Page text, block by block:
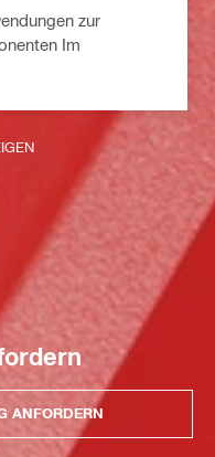
zur
Im
ANFORDERN